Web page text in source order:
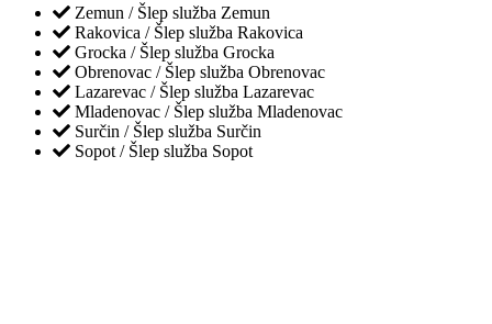
Zemun / Šlep služba Zemun
Rakovica / Šlep služba Rakovica
Grocka / Šlep služba Grocka
Obrenovac / Šlep služba Obrenovac
Lazarevac / Šlep služba Lazarevac
Mladenovac / Šlep služba Mladenovac
Surčin / Šlep služba Surčin
Sopot / Šlep služba Sopot